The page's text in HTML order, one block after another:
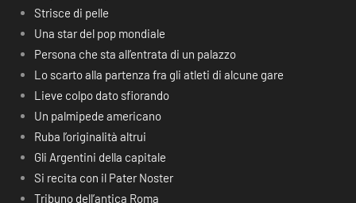
Strisce di pelle
Una star del pop mondiale
Persona che sta all’entrata di un palazzo
Lo scarto alla partenza fra gli atleti di alcune gare
Lieve colpo dato sfiorando
Un palmipede americano
Ruba l’originalità altrui
Gli Argentini della capitale
Si recita con il Pater Noster
Tribuno dell’antica Roma